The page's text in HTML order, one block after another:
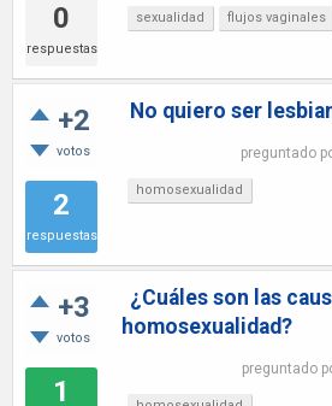
0
respuestas
sexualidad flujos vaginales
+2
votos
2
respuestas
No quiero ser
preguntado
homosexualidad
+3
votos
1
¿Cuáles son las
homosexualidad?
preguntado